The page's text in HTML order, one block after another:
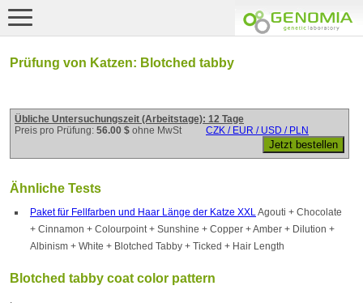
Prüfung von Katzen: Blotched tabby
Übliche Untersuchungszeit (Arbeitstage): 12 Tage
Preis pro Prüfung: 56.00 $ ohne MwSt CZK / EUR / USD / PLN
Ähnliche Tests
Paket für Fellfarben und Haar Länge der Katze XXLAgouti + Chocolate
+ Cinnamon + Colourpoint + Sunshine + Copper + Amber + Dilution +
Albinism + White + Blotched Tabby + Ticked + Hair Length
Blotched tabby coat color pattern
.